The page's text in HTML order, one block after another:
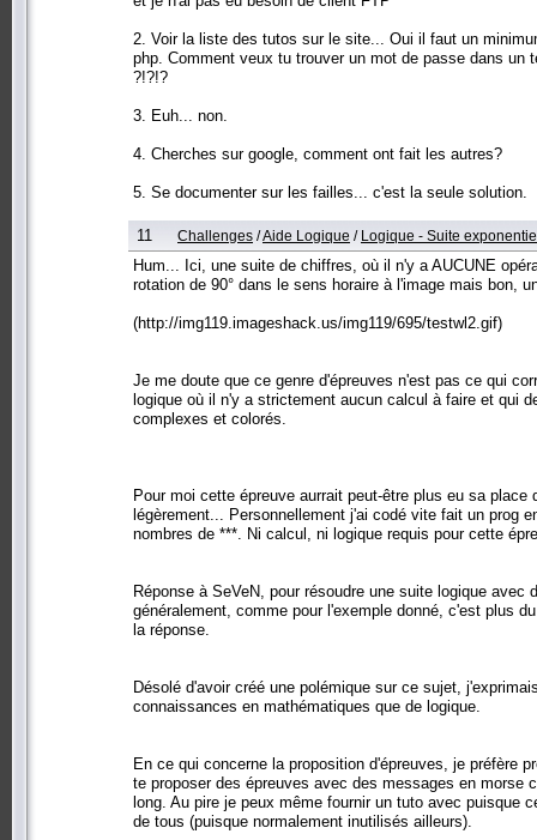
2. Voir la liste des tutos sur le site... Oui il faut un
php. Comment veux tu trouver un mot de passe dans
?!?!?
3. Euh... non.
4. Cherches sur google, comment ont fait les autres?
5. Se documenter sur les failles... c'est la seule solution.
11 Challenges /Aide Logique / Logique - Suite
Hum... Ici, une suite de chiffres, où il n'y a AUCUNE
rotation de 90° dans le sens horaire à l'image mais bon,
(http://img119.imageshack.us/img119/695/testwl2.gif)
Je me doute que ce genre d'épreuves n'est pas ce qui
logique où il n'y a strictement aucun calcul à faire et qui
complexes et colorés.
Pour moi cette épreuve aurrait peut-être plus eu sa
légèrement... Personnellement j'ai codé vite fait un prog
nombres de ***. Ni calcul, ni logique requis pour cette
Réponse à SeVeN, pour résoudre une suite logique
généralement, comme pour l'exemple donné, c'est plus
la réponse.
Désolé d'avoir créé une polémique sur ce sujet,
connaissances en mathématiques que de logique.
En ce qui concerne la proposition d'épreuves, je préfère
te proposer des épreuves avec des messages en
long. Au pire je peux même fournir un tuto avec puisque
de tous (puisque normalement inutilisés ailleurs).